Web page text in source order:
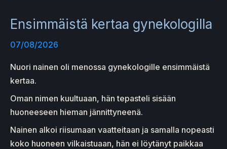
Ensimmäistä kertaa gynekologilla
07/08/2026
Nuori nainen oli menossa gynekologille ensimmäistä
kertaa.
Oman nimen kuultuaan, hän tepasteli sisään
huoneeseen hieman jännittyneenä.
Nainen alkoi riisumaan vaatteitaan ja samalla nopeasti
koko huoneen vilkaistuaan, hän ei löytänyt paikkaa